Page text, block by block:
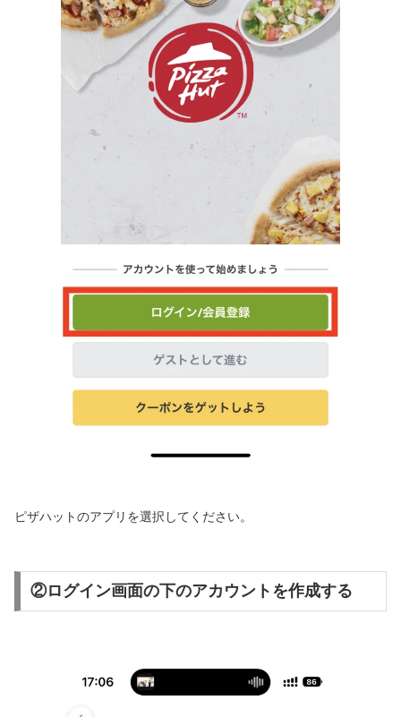
ピザハットのアプリを選択してください。
②ログイン画面の下のアカウントを作成する